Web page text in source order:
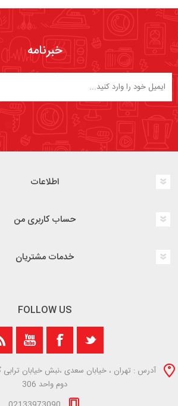
خبرنامه
اطلاعات
حساب کاربری من
خدمات مشتریان
FOLLOW US
آدرس : تهران ، خیابان سعدی ،نبش خیابان
دوم واحد 306